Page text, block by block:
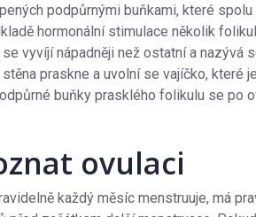
podpůrnými buňkami, které
hormonální stimulace několik
vyvíjí nápadněji než ostatní a nazývá
praskne a uvolní se vajíčko, které
buňky prasklého folikulu se po
ovulaci
každý měsíc menstruuje, má